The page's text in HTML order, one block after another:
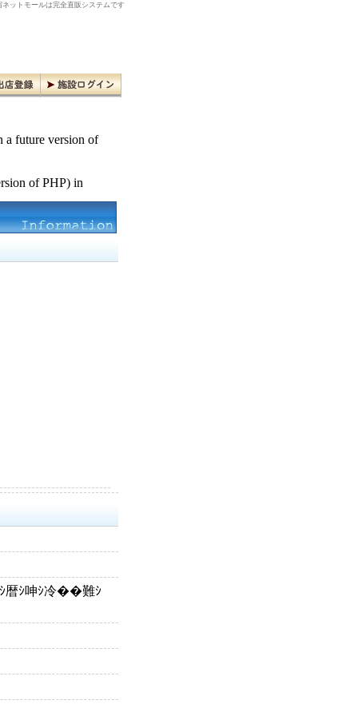
ットモールは完全直販システムです
a future version of
of PHP) in
暦ｼ呻ｼ冷��難ｼ